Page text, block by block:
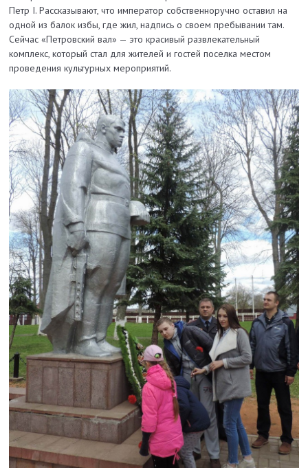
Петр I. Рассказывают, что император собственноручно оставил на
одной из балок избы, где жил, надпись о своем пребывании там.
Сейчас «Петровский вал» — это красивый развлекательный
комплекс, который стал для жителей и гостей поселка местом
проведения культурных мероприятий.